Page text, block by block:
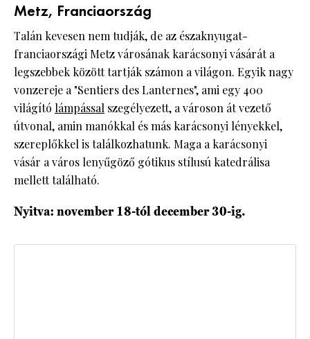
Metz, Franciaország
Talán kevesen nem tudják, de az északnyugat-
franciaországi Metz városának karácsonyi vásárát a
legszebbek között tartják számon a világon. Egyik nagy
vonzereje a "Sentiers des Lanternes", ami egy 400
világító lámpással szegélyezett, a városon át vezető
útvonal, amin manókkal és más karácsonyi lényekkel,
szereplőkkel is találkozhatunk. Maga a karácsonyi
vásár a város lenyűgöző gótikus stílusú katedrálisa
mellett található.
Nyitva: november 18-tól december 30-ig.